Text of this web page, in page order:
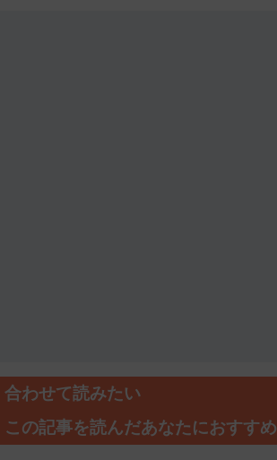
合わせて読みたい
この記事を読んだあなたにおすすめ